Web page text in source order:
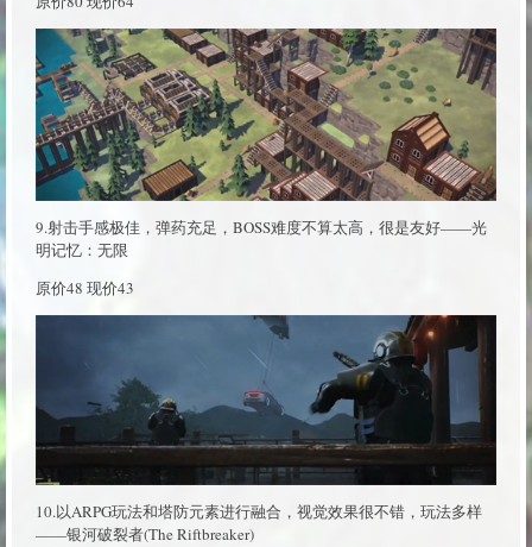
9.射击手感极佳，弹药充足，BOSS难度不算太高，很是友好——光
明记忆：无限
原价48 现价43
10.以ARPG玩法和塔防元素进行融合，视觉效果很不错，玩法多样
——银河破裂者(The Riftbreaker)